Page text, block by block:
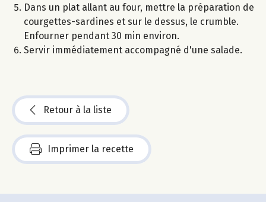
Dans un plat allant au four, mettre la préparation de
courgettes-sardines et sur le dessus, le crumble.
Enfourner pendant 30 min environ.
Servir immédiatement accompagné d'une salade.
Retour à la liste
Imprimer la recette